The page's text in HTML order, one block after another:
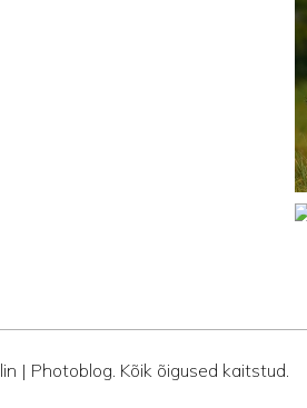
| Photoblog. Kõik õigused kaitstud.